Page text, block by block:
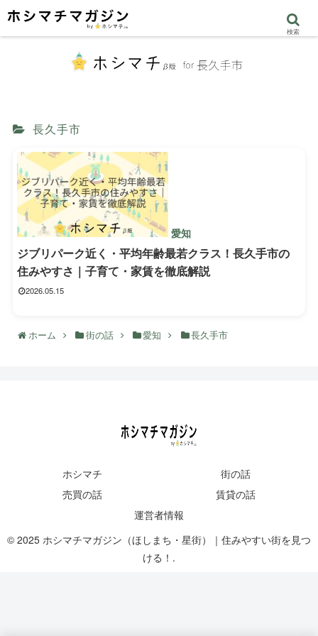
長久手市
愛知
ジブリパーク近く・平均年齢最若クラス！長久手市の
住みやすさ｜子育て・家賃を徹底解説
2026.05.15
ホーム 街の話 愛知 長久手市
ホシマチ
街の話
売買の話
賃貸の話
運営者情報
© 2025 ホシマチマガジン（ほしまち・星街）｜住みやすい街を見つ
ける！.
検索